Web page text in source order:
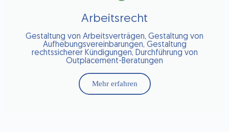
Arbeitsrecht
Gestaltung von Arbeitsverträgen, Gestaltung von
Aufhebungsvereinbarungen, Gestaltung
rechtssicherer Kündigungen, Durchführung von
Outplacement-Beratungen
Mehr erfahren